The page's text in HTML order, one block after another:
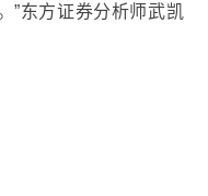
”东方证券分析师武凯